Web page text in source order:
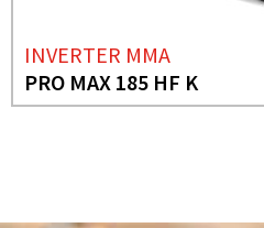
INVERTER MMA
PRO MAX 185 HF K